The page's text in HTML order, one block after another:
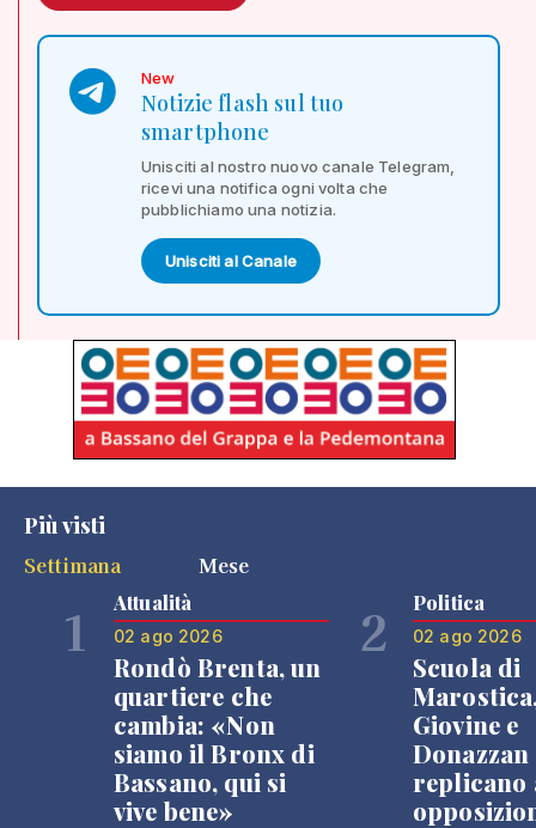
New
Notizie flash sul tuo
smartphone
Unisciti al nostro nuovo canale Telegram,
ricevi una notifica ogni volta che
pubblichiamo una notizia.
Unisciti al Canale
Più visti
Settimana
Mese
1 Attualità
02 ago 2026
Rondò Brenta, un
quartiere che
cambia: «Non
siamo il Bronx di
Bassano, qui si
vive bene»
2 Politica
02 ago 2026
Scuola di
Giovine e
Donazzan
replicano